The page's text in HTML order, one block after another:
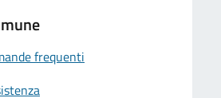
frequenti